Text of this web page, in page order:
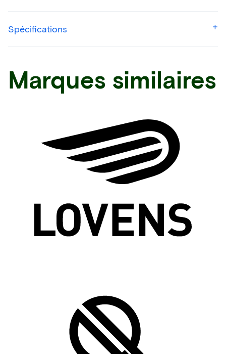
Spécifications
Marques similaires